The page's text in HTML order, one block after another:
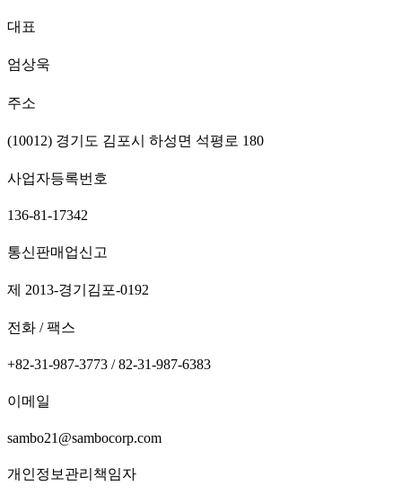
대표
엄상욱
주소
(10012) 경기도 김포시 하성면 석평로 180
사업자등록번호
136-81-17342
통신판매업신고
제 2013-경기김포-0192
전화 / 팩스
+82-31-987-3773 / 82-31-987-6383
이메일
sambo21@sambocorp.com
개인정보관리책임자